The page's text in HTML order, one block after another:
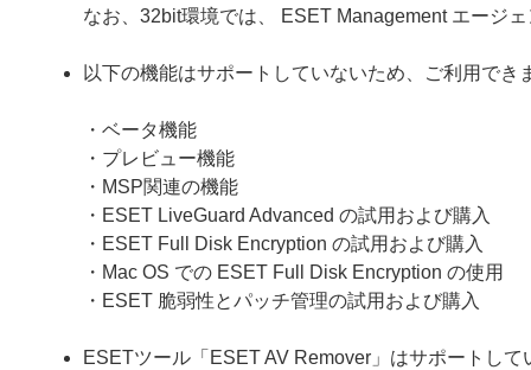
なお、32bit環境では、 ESET Management エージ
以下の機能はサポートしていないため、ご利用でき
・ベータ機能
・プレビュー機能
・MSP関連の機能
・ESET LiveGuard Advanced の試用および購入
・ESET Full Disk Encryption の試用および購入
・Mac OS での ESET Full Disk Encryption の使用
・ESET 脆弱性とパッチ管理の試用および購入
ESETツール「ESET AV Remover」はサポートし